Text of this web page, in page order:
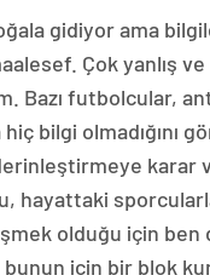
gidiyor ama
Çok yanlış
Bazı futbolcular,
hiç bilgi olmadığını
karar
hayattaki
olduğu için ben
bunun için bir blok